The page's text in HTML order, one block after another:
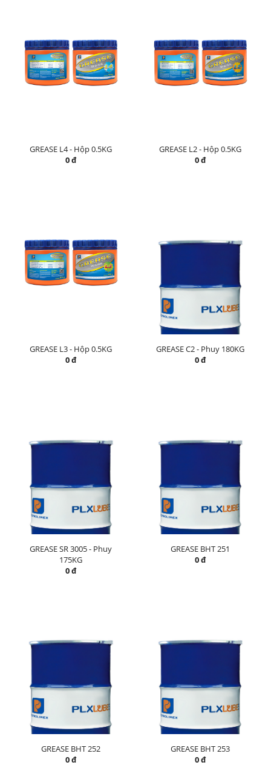
GREASE L4 - Hộp 0.5KG
0 đ
GREASE L2 - Hộp 0.5KG
0 đ
GREASE L3 - Hộp 0.5KG
0 đ
GREASE C2 - Phuy 180KG
0 đ
GREASE SR 3005 - Phuy
175KG
0 đ
GREASE BHT 251
0 đ
GREASE BHT 252
0 đ
GREASE BHT 253
0 đ